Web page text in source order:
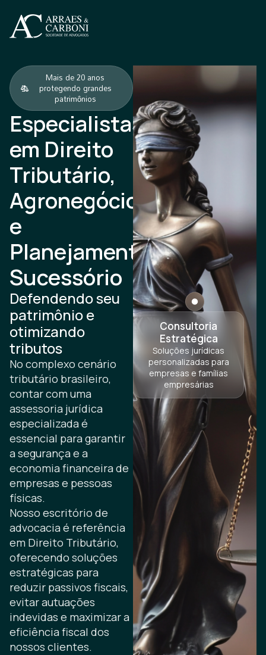
Mais de 20 anos
protegendo grandes
patrimônios
Especialistas
em Direito
Tributário,
Agronegócio
e
Planejamento
Sucessório
Defendendo seu
patrimônio e
otimizando
tributos
No complexo cenário
tributário brasileiro,
contar com uma
assessoria jurídica
especializada é
essencial para garantir
a segurança e a
economia financeira de
empresas e pessoas
físicas.
Nosso escritório de
advocacia é referência
em Direito Tributário,
oferecendo soluções
estratégicas para
reduzir passivos fiscais,
evitar autuações
indevidas e maximizar a
eficiência fiscal dos
nossos clientes.
Consultoria
Estratégica
Soluções jurídicas
personalizadas para
empresas e famílias
empresárias